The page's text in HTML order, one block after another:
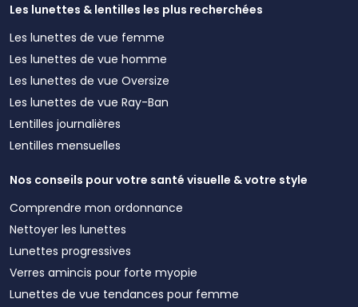
Les lunettes & lentilles les plus recherchées
Les lunettes de vue femme
Les lunettes de vue homme
Les lunettes de vue Oversize
Les lunettes de vue Ray-Ban
Lentilles journalières
Lentilles mensuelles
Nos conseils pour votre santé visuelle & votre style
Comprendre mon ordonnance
Nettoyer les lunettes
Lunettes progressives
Verres amincis pour forte myopie
Lunettes de vue tendances pour femme